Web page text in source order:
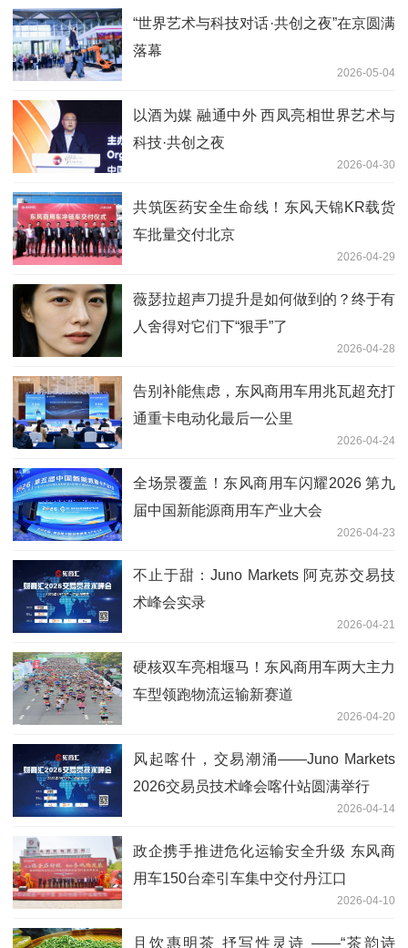
“世界艺术与科技对话·共创之夜”在京圆满
落幕
2026-05-04
以酒为媒 融通中外 西凤亮相世界艺术与
科技·共创之夜
2026-04-30
共筑医药安全生命线！东风天锦KR载货
车批量交付北京
2026-04-29
薇瑟拉超声刀提升是如何做到的？终于有
人舍得对它们下“狠手”了
2026-04-28
告别补能焦虑，东风商用车用兆瓦超充打
通重卡电动化最后一公里
2026-04-24
全场景覆盖！东风商用车闪耀2026 第九
届中国新能源商用车产业大会
2026-04-23
不止于甜：Juno Markets 阿克苏交易技
术峰会实录
2026-04-21
硬核双车亮相堰马！东风商用车两大主力
车型领跑物流运输新赛道
2026-04-20
风起喀什，交易潮涌——Juno Markets
2026交易员技术峰会喀什站圆满举行
2026-04-14
政企携手推进危化运输安全升级 东风商
用车150台牵引车集中交付丹江口
2026-04-10
且饮惠明茶 抒写性灵诗 ——“茶韵诗